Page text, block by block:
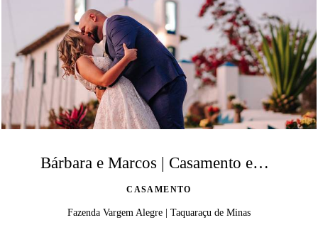
Bárbara e Marcos | Casamento em Taquaraçu de Minas
CASAMENTO
Fazenda Vargem Alegre | Taquaraçu de Minas